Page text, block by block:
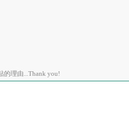
的理由...Thank you!